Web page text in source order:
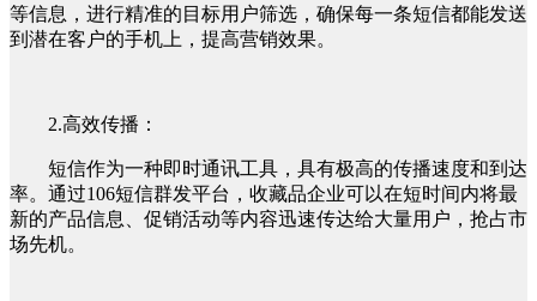
等信息，进行精准的目标用户筛选，确保每一条短信都能发送
到潜在客户的手机上，提高营销效果。
2.高效传播：
短信作为一种即时通讯工具，具有极高的传播速度和到达
率。通过106短信群发平台，收藏品企业可以在短时间内将最
新的产品信息、促销活动等内容迅速传达给大量用户，抢占市
场先机。